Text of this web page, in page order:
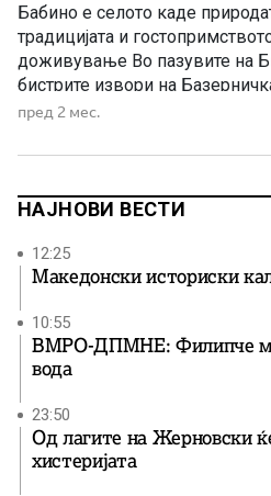
Бабино е селото каде
традицијата и
доживување Во пазувите на
бистрите извори на
ресторанот „Бабино“ се
свежа пастрмка, македонски
памети. Постојат места кои […]
пред 2 мес.
НАЈНОВИ ВЕСТИ
12:25
Македонски историски
10:55
ВМРО-ДПМНЕ: Филипче
вода
23:50
Од лагите на Жерновски
хистеријата